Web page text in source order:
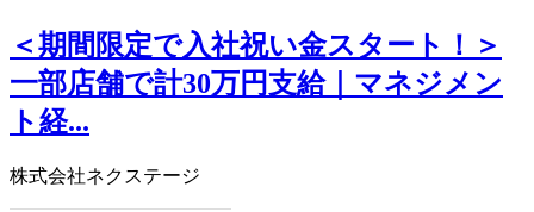
＜期間限定で入社祝い金スタート！＞
一部店舗で計30万円支給｜マネジメン
ト経...
株式会社ネクステージ